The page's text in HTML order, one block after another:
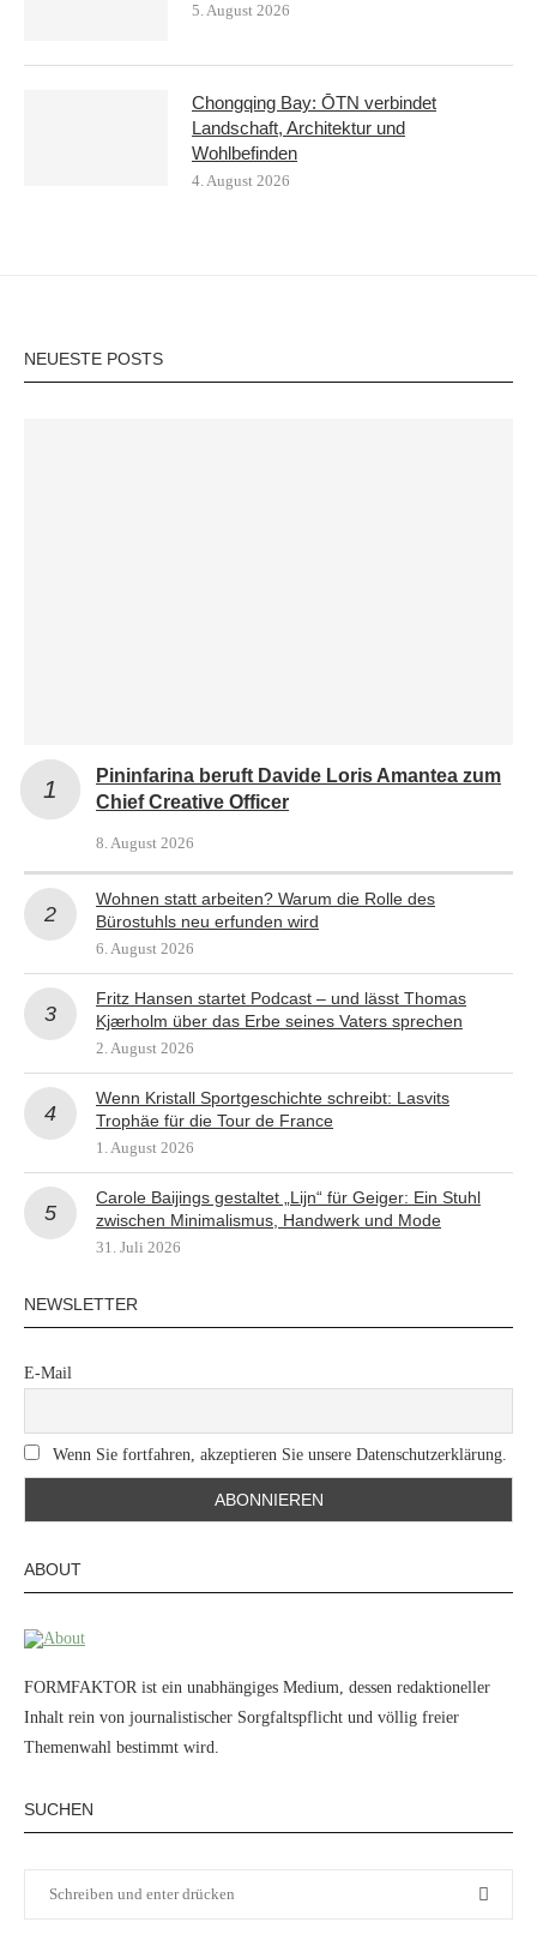
5. August 2026
Chongqing Bay: ŌTN verbindet
Landschaft, Architektur und
Wohlbefinden
4. August 2026
NEUESTE POSTS
Pininfarina beruft Davide Loris Amantea zum
Chief Creative Officer
8. August 2026
Wohnen statt arbeiten? Warum die Rolle des
Bürostuhls neu erfunden wird
6. August 2026
Fritz Hansen startet Podcast – und lässt Thomas
Kjærholm über das Erbe seines Vaters sprechen
2. August 2026
Wenn Kristall Sportgeschichte schreibt: Lasvits
Trophäe für die Tour de France
1. August 2026
Carole Baijings gestaltet „Lijn“ für Geiger: Ein Stuhl
zwischen Minimalismus, Handwerk und Mode
31. Juli 2026
NEWSLETTER
E-Mail
Wenn Sie fortfahren, akzeptieren Sie unsere Datenschutzerklärung.
ABOUT
FORMFAKTOR ist ein unabhängiges Medium, dessen redaktioneller
Inhalt rein von journalistischer Sorgfaltspflicht und völlig freier
Themenwahl bestimmt wird.
SUCHEN